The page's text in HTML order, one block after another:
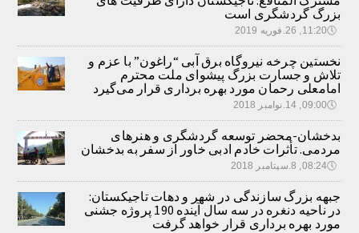
بزرگ گردشگری است
🕔11:20, 26.فوریه 2019
نخستین چرخه نیروگاه برق آبی “راغون” با عزم و
تلاش و جسارت بزرگ پیشوای ملت محترم
امامعلی رحمان مورد بهره برداری قرار می‌گیرد
🕔09:00, 14.نوامبر 2018
بدخشان-محضر توسعه گردشگری و هنرهای
مردمی. تأثرات خادم ادبی خاور از سفر به بدخشان
🕔08:24, 8.سپتامبر 2018
جبهه بزرگ سازندگی در شهر و دهات تاجیکستان:
در ناحیه دنغره در سه سال آینده 190 پروژه جشنی
مورد بهره برداری قرار خواهد گرفت